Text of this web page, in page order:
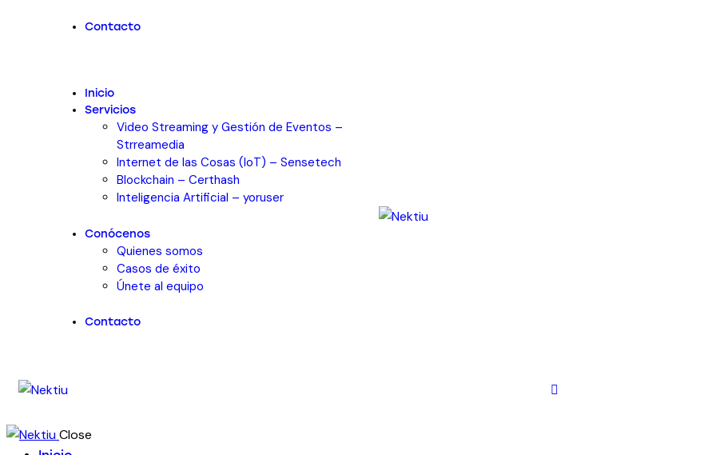
Contacto
Inicio
Servicios
Video Streaming y Gestión de Eventos –
Strreamedia
Internet de las Cosas (IoT) – Sensetech
Blockchain – Certhash
Inteligencia Artificial – yoruser
Conócenos
Quienes somos
Casos de éxito
Únete al equipo
Contacto
Close